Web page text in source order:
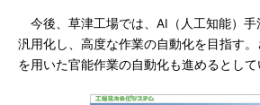
今後、草津工場では、AI（人工知能）手
汎用化し、高度な作業の自動化を目指す
を用いた官能作業の自動化も進めるとして